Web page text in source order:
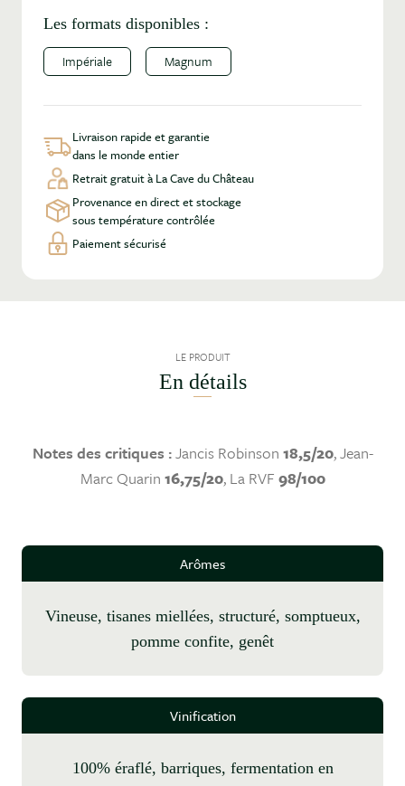
Les formats disponibles :
Impériale Magnum
Livraison rapide et garantie
dans le monde entier
Retrait gratuit à La Cave du Château
Provenance en direct et stockage
sous température contrôlée
Paiement sécurisé
LE PRODUIT
En détails
Notes des critiques :Jancis Robinson 18,5/20, Jean-
Marc Quarin 16,75/20, La RVF 98/100
Arômes
vineuse, tisanes miellées, structuré, somptueux,
pomme confite, genêt
Vinification
100% éraflé, barriques, fermentation en